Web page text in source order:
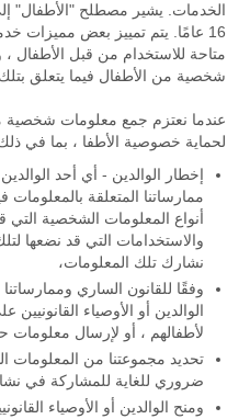
الخدمات. يشير مصطلح "الأطفال"
16 عامًا. يتم تمييز بعض مميزات
متاحة للاستخدام من قبل الأطفال
شخصية من الأطفال فيما يتعلق
عندما نعتزم جمع معلومات شخصية
لحماية خصوصية الأطفا ، بما في
إخطار الوالدين - أي أحد
ممارساتنا المتعلقة بالمعلومات
أنواع المعلومات الشخصية التي
والاستخدامات التي قد نضعها
نشارك تلك المعلومات،
وفقًا للقانون الساري
الوالدين أو الأوصياء
لأطفالهم ، أو لإرسال معلومات
تحديد مجموعتنا من المعلومات
ضروري للغاية للمشاركة في
ومنح الوالدين أو الأوصياء